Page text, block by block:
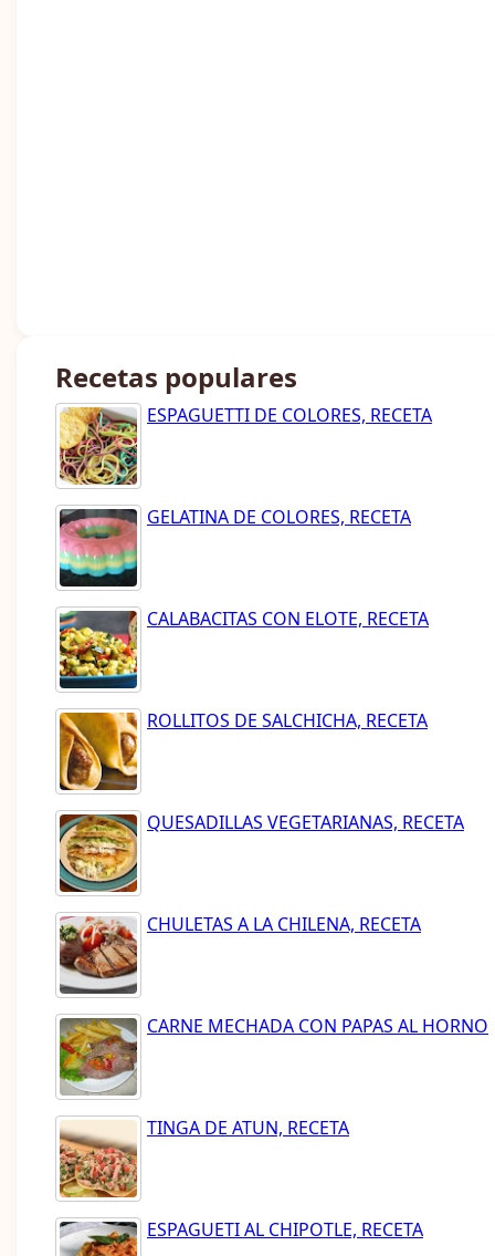
Recetas populares
ESPAGUETTI DE COLORES, RECETA
GELATINA DE COLORES, RECETA
CALABACITAS CON ELOTE, RECETA
ROLLITOS DE SALCHICHA, RECETA
QUESADILLAS VEGETARIANAS, RECETA
CHULETAS A LA CHILENA, RECETA
CARNE MECHADA CON PAPAS AL HORNO
TINGA DE ATUN, RECETA
ESPAGUETI AL CHIPOTLE, RECETA